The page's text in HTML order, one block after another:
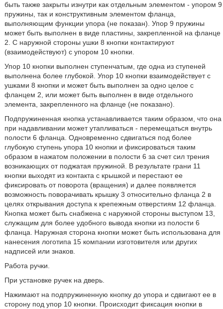
быть также закрыты изнутри как отдельным элементом - упором 9
пружины, так и конструктивным элементом фланца,
выполняющим функции упора (не показан). Упор 9 пружины
может быть выполнен в виде пластины, закрепленной на фланце
2. С наружной стороны ушки 8 кнопки контактируют
(взаимодействуют) с упором 10 кнопки.
Упор 10 кнопки выполнен ступенчатым, где одна из ступеней
выполнена более глубокой. Упор 10 кнопки взаимодействует с
ушками 8 кнопки и может быть выполнен за одно целое с
фланцем 2, или может быть выполнен в виде отдельного
элемента, закрепленного на фланце (не показано).
Подпружиненная кнопка устанавливается таким образом, что она
при надавливании может утапливаться - перемещаться внутрь
полости 6 фланца. Одновременно сдвигаться под более
глубокую ступень упора 10 кнопки и фиксироваться таким
образом в нажатом положении в полости 6 за счет сил трения
возникающих от поджатая пружиной. В результате грани 11
кнопки выходят из контакта с крышкой и перестают ее
фиксировать от поворота (вращения) и далее появляется
возможность поворачивать крышку 3 относительно фланца 2 в
целях открывания доступа к крепежным отверстиям 12 фланца.
Кнопка может быть снабжена с наружной стороны выступом 13,
служащим для более удобного вывода кнопки из полости 6
фланца. Наружная сторона кнопки может быть использована для
нанесения логотипа 15 компании изготовителя или других
надписей или знаков.
Работа ручки.
При установке ручек на дверь.
Нажимают на подпружиненную кнопку до упора и сдвигают ее в
сторону под упор 10 кнопки. Происходит фиксация кнопки в